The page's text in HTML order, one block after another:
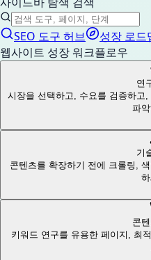
SEO 도구 허브 성장 로드
웹사이트 성장 워크플로우
연
시장을 선택하고, 수요를 검증하고
파
기
콘텐츠를 확장하기 전에 크롤링,
콘
키워드 연구를 유용한 페이지, 최